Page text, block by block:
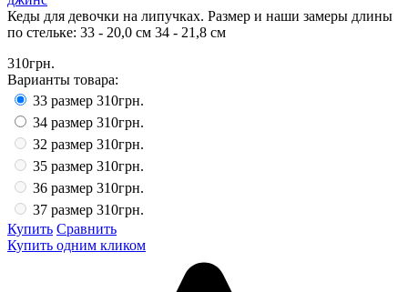
Кеды для девочки на липучках. Размер и наши замеры длины
по стельке: 33 - 20,0 см 34 - 21,8 см
310грн.
Варианты товара:
33 размер 310грн.
34 размер 310грн.
32 размер 310грн.
35 размер 310грн.
36 размер 310грн.
37 размер 310грн.
Купить Сравнить
Купить одним кликом